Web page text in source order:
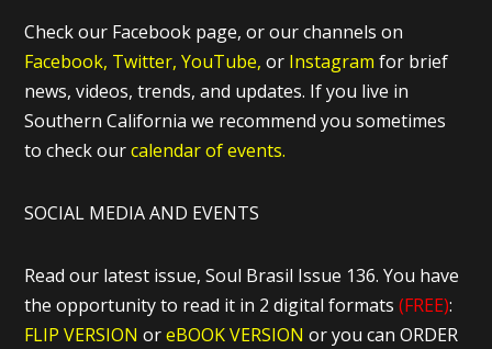
Check our Facebook page, or our channels on
Facebook, Twitter, YouTube, or Instagram for brief
news, videos, trends, and updates. If you live in
Southern California we recommend you sometimes
to check ourcalendar of events.
SOCIAL MEDIA AND EVENTS
Read our latest issue, Soul Brasil Issue 136. You have
the opportunity to read it in 2 digital formats(FREE):
FLIP VERSION oreBOOK VERSIONor you can ORDER